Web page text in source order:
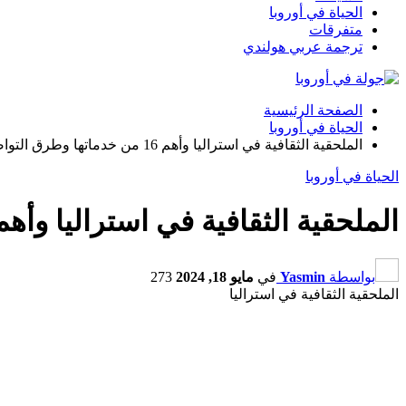
الحياة في أوروبا
متفرقات
ترجمة عربي هولندي
الصفحة الرئيسية
الحياة في أوروبا
الملحقية الثقافية في استراليا وأهم 16 من خدماتها وطرق التواصل والموقع
الحياة في أوروبا
الملحقية الثقافية في استراليا وأهم 16 من خدماتها وطرق التواصل
بواسطة Yasmin في مايو 18, 2024
273
الملحقية الثقافية في استراليا